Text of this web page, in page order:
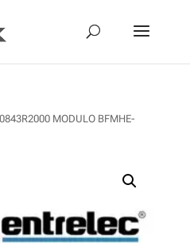
MODULO BFMHE-